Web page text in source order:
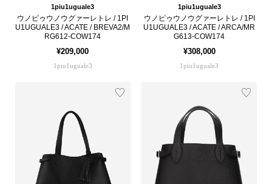
1piu1uguale3
ウノピゥウノウグァーレトレ / 1PI
U1UGUALE3 / ACATE / BREVA2/M
RG612-COW174
¥209,000
1piu1uguale3
1piu1uguale3
ウノピゥウノウグァーレトレ / 1PI
U1UGUALE3 / ACATE / ARCA/MR
G613-COW174
¥308,000
1piu1uguale3